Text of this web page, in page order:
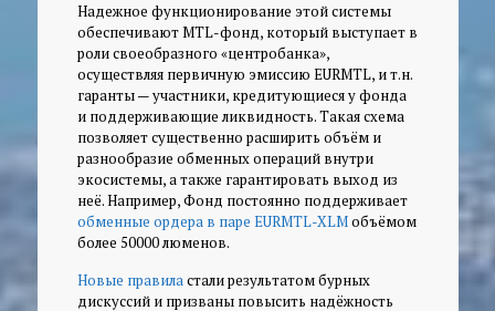
Надежное функционирование этой системы
обеспечивают MTL-фонд, который выступает в
роли своеобразного «центробанка»,
осуществляя первичную эмиссию EURMTL, и т.н.
гаранты — участники, кредитующиеся у фонда
и поддерживающие ликвидность. Такая схема
позволяет существенно расширить объём и
разнообразие обменных операций внутри
экосистемы, а также гарантировать выход из
неё. Например, Фонд постоянно поддерживает
обменные ордера в паре EURMTL-XLMобъёмом
более 50000 люменов.
Новые правиластали результатом бурных
дискуссий и призваны повысить надёжность